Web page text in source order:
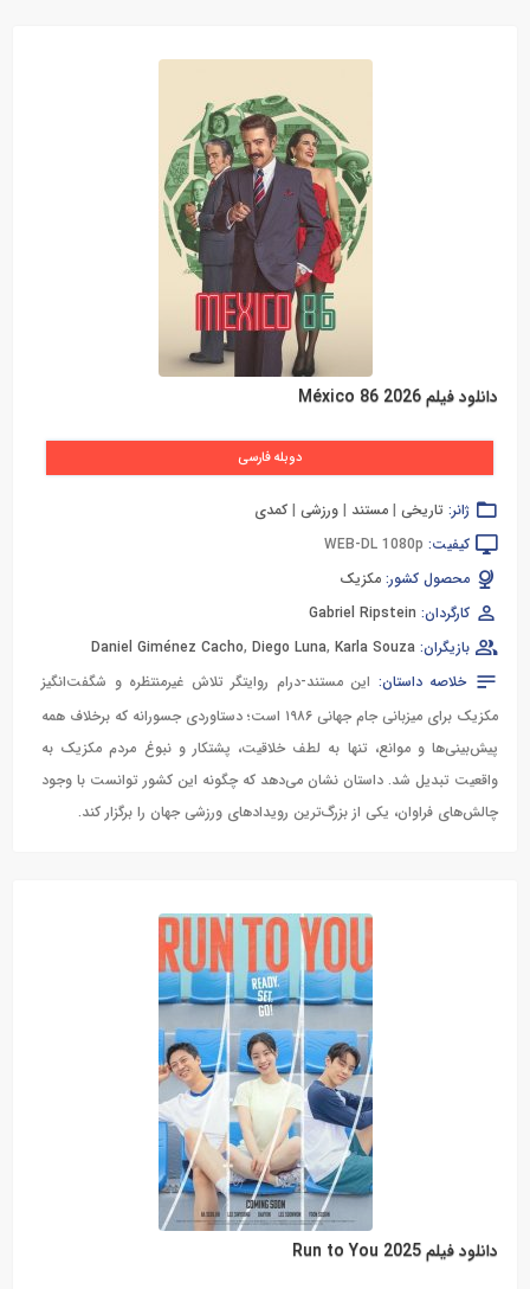
دانلود فیلم México 86 2026
دوبله فارسی
ژانر: تاریخی | مستند | ورزشی | کمدی
کیفیت: WEB-DL 1080p
محصول کشور: مکزیک
کارگردان: Gabriel Ripstein
بازیگران:
Daniel Giménez Cacho, Diego Luna, Karla Souza
خلاصه داستان: این مستند-درام روایتگر تلاش غیرمنتظره و شگفت‌انگیز
مکزیک برای میزبانی جام جهانی ۱۹۸۶ است؛ دستاوردی جسورانه که برخلاف همه
پیش‌بینی‌ها و موانع، تنها به لطف خلاقیت، پشتکار و نبوغ مردم مکزیک به
واقعیت تبدیل شد. داستان نشان می‌دهد که چگونه این کشور توانست با وجود
چالش‌های فراوان، یکی از بزرگ‌ترین رویدادهای ورزشی جهان را برگزار کند.
دانلود فیلم Run to You 2025